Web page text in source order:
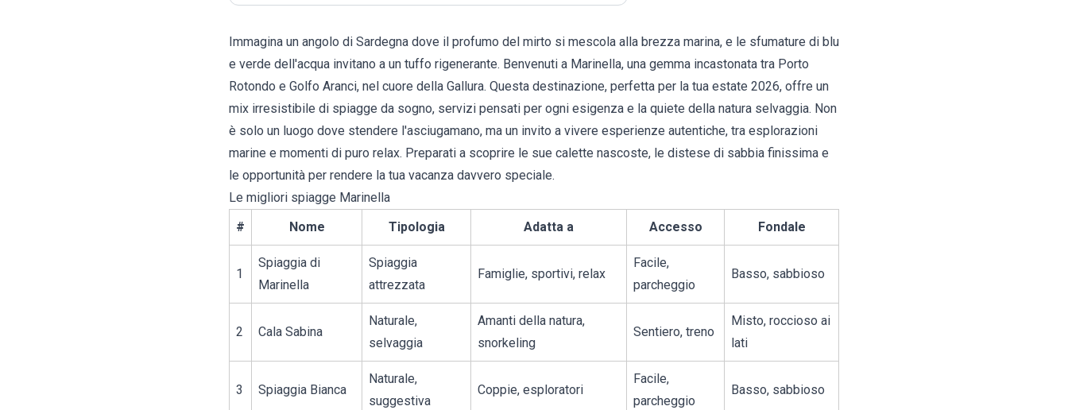
Immagina un angolo di Sardegna dove il profumo del mirto si mescola alla brezza marina, e le sfumature di blu
e verde dell'acqua invitano a un tuffo rigenerante. Benvenuti a Marinella, una gemma incastonata tra Porto
Rotondo e Golfo Aranci, nel cuore della Gallura. Questa destinazione, perfetta per la tua estate 2026, offre un
mix irresistibile di spiagge da sogno, servizi pensati per ogni esigenza e la quiete della natura selvaggia. Non
è solo un luogo dove stendere l'asciugamano, ma un invito a vivere esperienze autentiche, tra esplorazioni
marine e momenti di puro relax. Preparati a scoprire le sue calette nascoste, le distese di sabbia finissima e
le opportunità per rendere la tua vacanza davvero speciale.
Le migliori spiagge Marinella
#
Nome Tipologia Adatta a Accesso Fondale
1
Spiaggia di
Marinella
Spiaggia
attrezzata
Famiglie, sportivi, relax
Facile,
parcheggio
Basso, sabbioso
2 Cala Sabina
Naturale,
selvaggia
Amanti della natura,
snorkeling
Sentiero, treno
Misto, roccioso ai
lati
3 Spiaggia Bianca
Naturale,
suggestiva
Coppie, esploratori
Facile,
parcheggio
Basso, sabbioso